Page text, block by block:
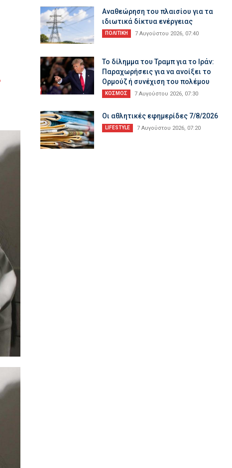
Αναθεώρηση του πλαισίου για τα
ιδιωτικά δίκτυα ενέργειας
ΠΟΛΙΤΙΚΗ 7 Αυγούστου 2026, 07:40
Το δίλημμα του Τραμπ για το Ιράν:
Παραχωρήσεις για να ανοίξει το
Ορμούζ ή συνέχιση του πολέμου
ΚΟΣΜΟΣ 7 Αυγούστου 2026, 07:30
Οι αθλητικές εφημερίδες 7/8/2026
LIFESTYLE 7 Αυγούστου 2026, 07:20